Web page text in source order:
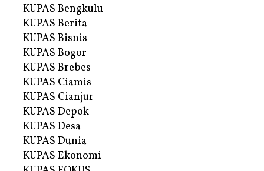
KUPAS Bengkulu
KUPAS Berita
KUPAS Bisnis
KUPAS Bogor
KUPAS Brebes
KUPAS Ciamis
KUPAS Cianjur
KUPAS Depok
KUPAS Desa
KUPAS Dunia
KUPAS Ekonomi